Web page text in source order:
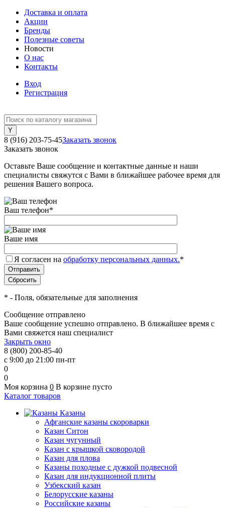
Доставка и оплата
Акции
Бренды
Полезные советы
Новости
О нас
Контакты
Вход
Регистрация
8 (916) 203-75-45Заказать звонок
Заказать звонок
Оставьте Ваше сообщение и контактные данные и наши
специалисты свяжутся с Вами в ближайшее рабочее время для
решения Вашего вопроса.
Ваш телефон*
Ваше имя
Я согласен на обработку персональных данных.*
* - Поля, обязательные для заполнения
Сообщение отправлено
Ваше сообщение успешно отправлено. В ближайшее время с
Вами свяжется наш специалист
Закрыть окно
8 (800) 200-85-40
с 9:00 до 21:00 пн-пт
0
0
Моя корзина 0 В корзине пусто
Каталог товаров
Казаны
Афганские казаны скороварки
Казан Ситон
Казан чугунный
Казан с крышкой сковородой
Казан для плова
Казаны походные с дужкой подвесной
Казан для индукционной плиты
Узбекский казан
Белорусские казаны
Российские казаны